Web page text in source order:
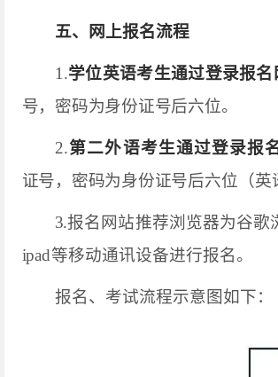
五、网上报名流程
1.学位英语考生通过登录报名
号，密码为身份证号后六位。
2.第二外语考生通过登录报
证号，密码为身份证号后六位（英
3.报名网站推荐浏览器为谷歌
ipad等移动通讯设备进行报名。
报名、考试流程示意图如下：